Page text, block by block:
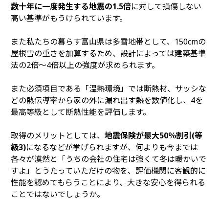
数十年に一度発生する地震の1.5倍に対して損傷しない
高い基準がもうけられています。
また私たちの暮らす富山県は多雪地帯として、150cmの
屋根雪の重さを加算するため、設計によっては建築基準
法の2倍～4倍以上の強度が求められます。
また必須項目である「温熱環境」では断熱材、サッシな
どの熱伝導率から家の外に漏れ出す熱を数値化し、4を
最高等級として断熱性能を評価します。
取得のメリットとしては、地震保険が最大50％割引(等
級3)になるなどが挙げられますが、何よりも今までは
各々が漠然と「うちの会社の住宅は強くて冬は暖かいで
すよ」とうたっていただけの物を、評価機関に客観的に
性能を認めてもらうことにより、大きな安心を得られる
ことではないでしょうか。